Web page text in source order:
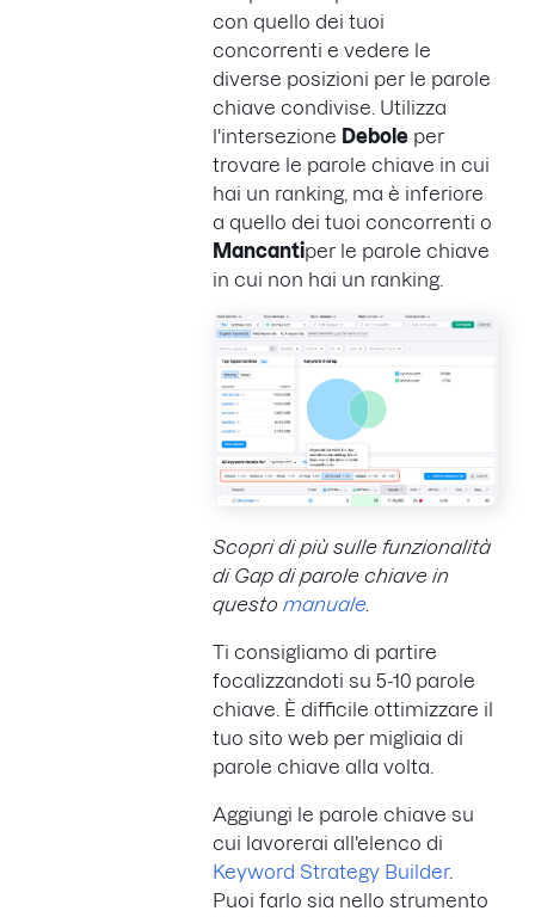
con quello dei tuoi
concorrenti e vedere le
diverse posizioni per le parole
chiave condivise. Utilizza
l'intersezione Debole per
trovare le parole chiave in cui
hai un ranking, ma è inferiore
a quello dei tuoi concorrenti o
Mancantiper le parole chiave
in cui non hai un ranking.
Scopri di più sulle funzionalità
di Gap di parole chiave in
questo manuale
Ti consigliamo di partire
focalizzandoti su 5-10 parole
chiave. È difficile ottimizzare il
tuo sito web per migliaia di
parole chiave alla volta.
Aggiungi le parole chiave su
cui lavorerai all'elenco di
Keyword Strategy Builder.
Puoi farlo sia nello strumento